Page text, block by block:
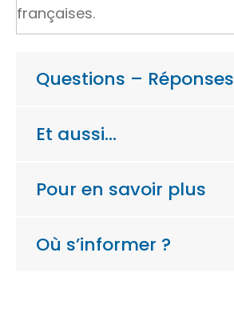
françaises.
Questions – Réponses
Et aussi…
Pour en savoir plus
Où s’informer ?